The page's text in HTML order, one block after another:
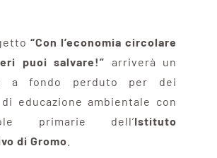
“Con l’economia circolare
puoi salvare!” arriverà un
a fondo perduto per dei
educazione ambientale con
primarie dell’Istituto
di Gromo